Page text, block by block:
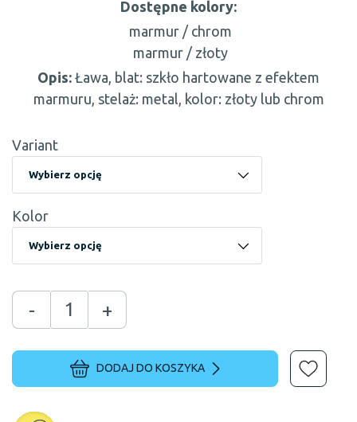
Dostępne kolory:
marmur / chrom
marmur / złoty
Opis: Ława, blat: szkło hartowane z efektem
marmuru, stelaż: metal, kolor: złoty lub chrom
Variant
Kolor
- +
DODAJ DO KOSZYKA